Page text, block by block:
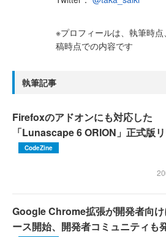
※プロフィールは、執筆時
稿時点での内容です
執筆記事
Firefoxのアドオンにも対応した
「Lunascape 6 ORION」正式版
CodeZine
Google Chrome拡張が開発者向け
ース開始、開発者コミュニティも